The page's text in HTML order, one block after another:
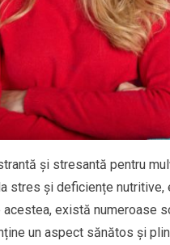
și stresantă pentru
stres și deficiențe
există numeroase
un aspect sănătos și